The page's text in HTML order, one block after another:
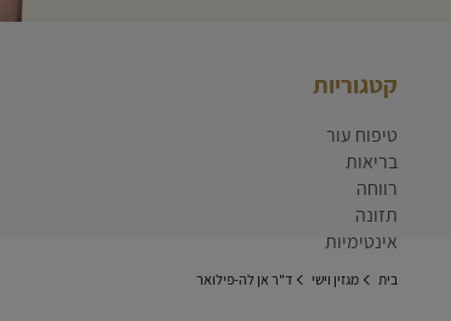
קטגוריות
טיפוח עור
בריאות
רווחה
תזונה
אינטימיות
בית מגזין וישי ד"ר אן לה-פילואר